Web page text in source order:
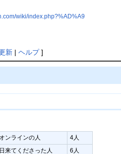
wiki/index.php?%AD%A9
新| ヘルプ]
ンラインの人
4人
来てくださった人
6人